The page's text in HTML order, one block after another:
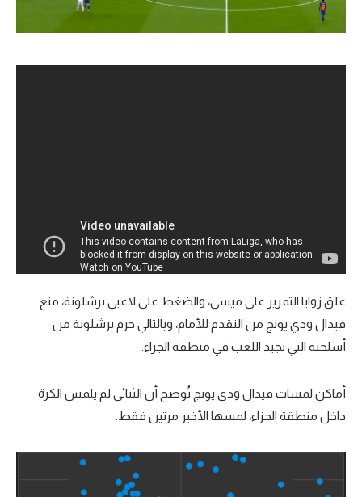
غلق زوايا التمرير على ميسي، والضغط على لاعبي برشلونة، منع
فيدال ودي يونج من التقدم للأمام، وبالتالي حرم برشلونة من
أسلحته التي تجيد اللعب في منطقة الجزاء.
أماكن لمسات فيدال ودي يونج تُوضح أن الثنائي لم يلمس الكرة
داخل منطقة الجزاء، لمسها الأخير مرتين فقط.